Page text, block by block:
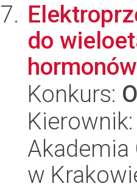
do
Konkurs:
Akademia
w